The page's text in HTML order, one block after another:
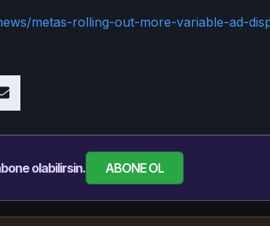
metas-rolling-out-more-variable-ad-
olabilirsin. ABONE OL